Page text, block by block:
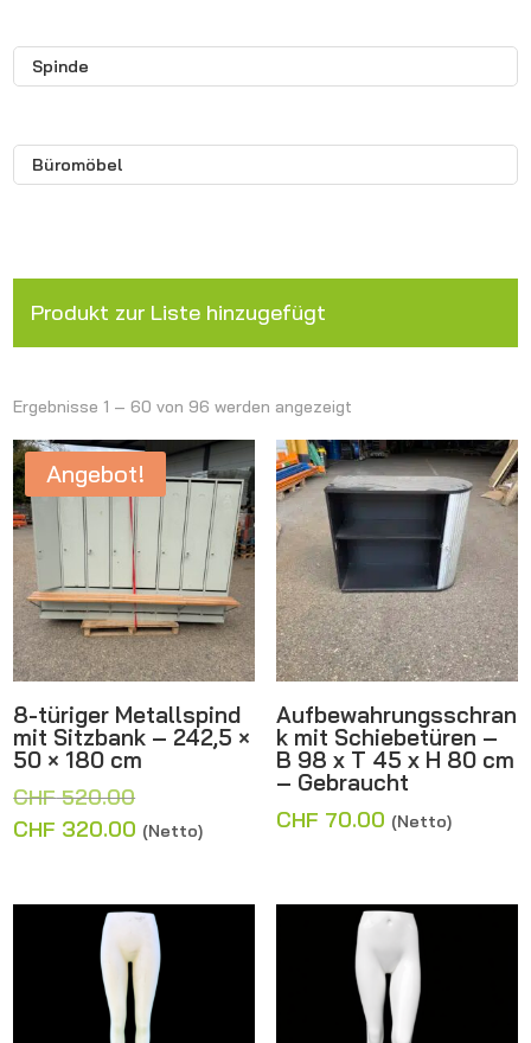
Spinde
Büromöbel
Produkt zur Liste hinzugefügt
Ergebnisse 1 – 60 von 96 werden angezeigt
Angebot!
8-türiger Metallspind
mit Sitzbank – 242,5 ×
50 × 180 cm
CHF520.00Ursprünglicher
Preis
CHF 320.00 Aktueller
CHF 320.00.
(Netto)
Aufbewahrungsschran
k mit Schiebetüren –
B 98 x T 45 x H 80 cm
– Gebraucht
CHF 70.00 (Netto)